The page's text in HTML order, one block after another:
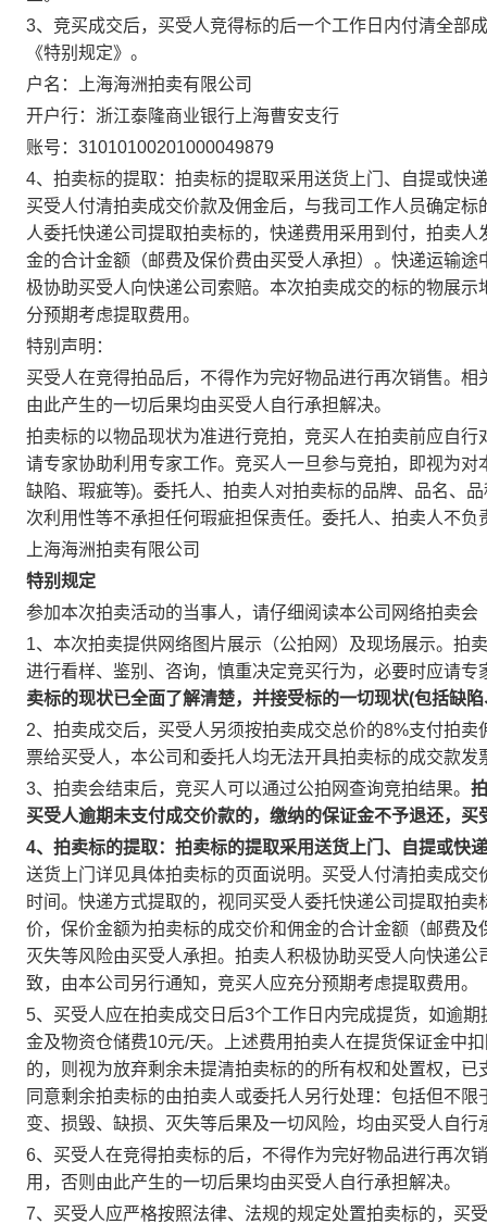
3、竞买成交后，买受人竞得标的后一个工作日内付清全部
《特别规定》。
户名：上海海洲拍卖有限公司
开户行：浙江泰隆商业银行上海曹安支行
账号：31010100201000049879
4、拍卖标的提取：拍卖标的提取采用送货上门、自提或快
买受人付清拍卖成交价款及佣金后，与我司工作人员确定
人委托快递公司提取拍卖标的，快递费用采用到付，拍卖
金的合计金额（邮费及保价费由买受人承担）。快递运输
极协助买受人向快递公司索赔。本次拍卖成交的标的物展
分预期考虑提取费用。
特别声明：
买受人在竞得拍品后，不得作为完好物品进行再次销售。
由此产生的一切后果均由买受人自行承担解决。
拍卖标的以物品现状为准进行竞拍，竞买人在拍卖前应自
请专家协助利用专家工作。竞买人一旦参与竞拍，即视为
缺陷、瑕疵等)。委托人、拍卖人对拍卖标的品牌、品名、
次利用性等不承担任何瑕疵担保责任。委托人、拍卖人不
上海海洲拍卖有限公司
特别规定
参加本次拍卖活动的当事人，请仔细阅读本公司网络拍卖
1、本次拍卖提供网络图片展示（公拍网）及现场展示。拍
进行看样、鉴别、咨询，慎重决定竞买行为，必要时应请专
卖标的现状已全面了解清楚，并接受标的一切现状(包括缺
2、拍卖成交后，买受人另须按拍卖成交总价的8%支付拍
票给买受人，本公司和委托人均无法开具拍卖标的成交款发
3、拍卖会结束后，竞买人可以通过公拍网查询竞拍结果。
买受人逾期未支付成交价款的，缴纳的保证金不予退还，
4、拍卖标的提取：拍卖标的提取采用送货上门、自提或快
送货上门详见具体拍卖标的页面说明。买受人付清拍卖成
时间。快递方式提取的，视同买受人委托快递公司提取拍
价，保价金额为拍卖标的成交价和佣金的合计金额（邮费
灭失等风险由买受人承担。拍卖人积极协助买受人向快递
致，由本公司另行通知，竞买人应充分预期考虑提取费用。
5、买受人应在拍卖成交日后3个工作日内完成提货，如逾
金及物资仓储费10元/天。上述费用拍卖人在提货保证金中
的，则视为放弃剩余未提清拍卖标的的所有权和处置权，
同意剩余拍卖标的由拍卖人或委托人另行处理：包括但不
变、损毁、缺损、灭失等后果及一切风险，均由买受人自
6、买受人在竞得拍卖标的后，不得作为完好物品进行再次
用，否则由此产生的一切后果均由买受人自行承担解决。
7、买受人应严格按照法律、法规的规定处置拍卖标的，买